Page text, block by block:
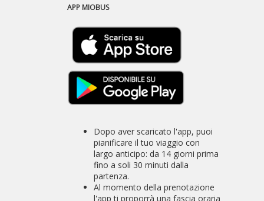
APP MIOBUS
Dopo aver scaricato l'app, puoi
pianificare il tuo viaggio con
largo anticipo: da 14 giorni prima
fino a soli 30 minuti dalla
partenza.
Al momento della prenotazione
l'app ti proporrà una fascia oraria